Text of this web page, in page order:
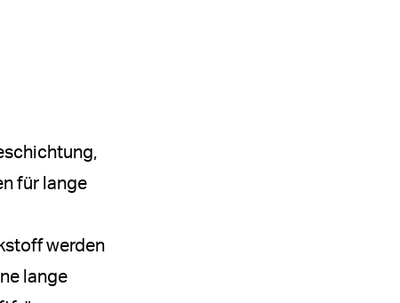
für lange
werden
lange